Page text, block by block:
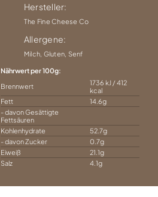
Hersteller:
The Fine Cheese Co
Allergene:
Milch, Gluten, Senf
Nährwert per 100g
Brennwert
1736 kJ / 412
kcal
Fett
14.6g
- davon Gesättigte
Fettsäuren
Kohlenhydrate
52.7g
- davon Zucker
0.7g
Eiweiß
21.1g
Salz
4.1g